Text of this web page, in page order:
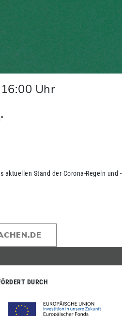
16:00 Uhr
Stand der Corona-Regeln und -
DURCH